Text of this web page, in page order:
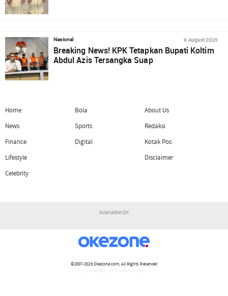
Nasional 9 August 2025
Breaking News! KPK Tetapkan Bupati Koltim
Abdul Azis Tersangka Suap
Home
News
Finance
Lifestyle
Celebrity
Bola
Sports
Digital
About Us
Redaksi
Kotak Pos
Disclaimer
Available On
©2007-2026Okezone.com, All Rights Reserved